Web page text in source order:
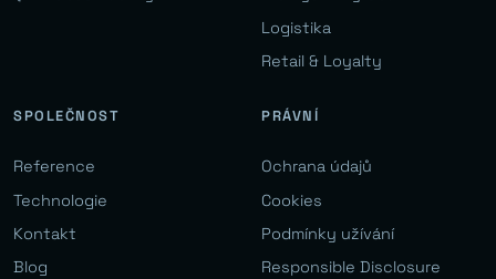
Logistika
Retail & Loyalty
SPOLEČNOST
Reference
Technologie
Kontakt
Blog
PRÁVNÍ
Ochrana údajů
Cookies
Podmínky užívání
Responsible Disclosure